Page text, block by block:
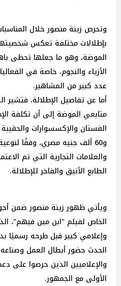
وتحرص زينة منصور خلال
بإطلالات مختلفة تعكس
الموضة، وهو ما جعلها تحظى
الأزياء والنجوم، خاصة في
عدد كبير من المشاهير.
أما عن تفاصيل الإطلالة، فتشير
متابعي الموضة إلى أن تكلفة
و60 ألف جنيه مصري، وفقًا
والعلامات التجارية التي تم
الطابع الأنيق والفاخر للإطلالة.
ويأتي ظهور زينة منصور ضمن
الخاص لفيلم "ابن مين فيهم"،
وإعلامي كبير قبل طرحه رسميًا
الحدث حضور أبطال العمل
والإعلاميين الذين حرصوا على
الأولى مع الجمهور.